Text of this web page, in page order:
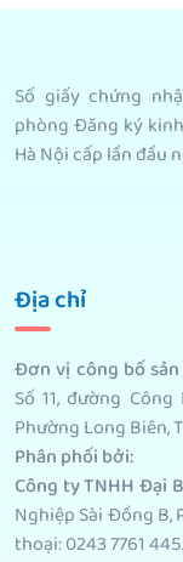
Số giấy chứng
phòng Đăng ký
Hà Nội cấp lần đầu
Địa chỉ
Đơn vị công bố
Số 11, đường
Phường Long Biên,
Phân phối bởi:
Công ty TNHH Đại
Nghiệp Sài Đồng B,
thoại: 0243 7761